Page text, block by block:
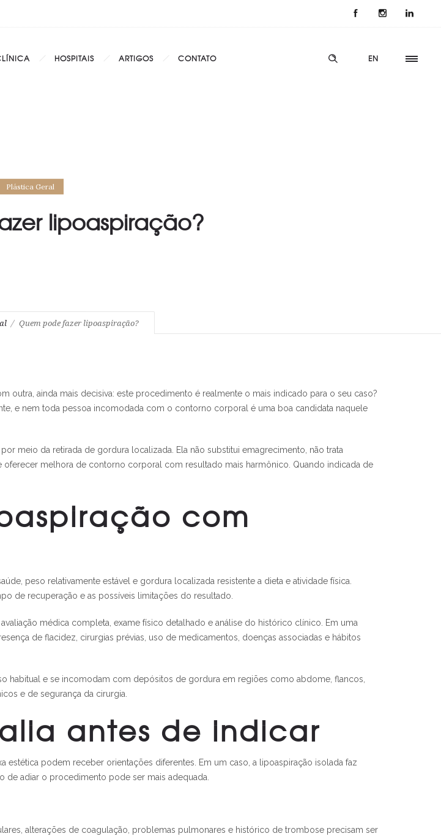
EN
HOSPITAIS ARTIGOS CONTATO
Plástica Geral
lipoaspiração?
Quem pode fazer lipoaspiração?
ainda mais decisiva: este procedimento é realmente o mais indicado para o seu caso?
e nem toda pessoa incomodada com o contorno corporal é uma boa candidata naquele
meio da retirada de gordura localizada. Ela não substitui emagrecimento, não trata
melhora de contorno corporal com resultado mais harmônico. Quando indicada de
com
peso relativamente estável e gordura localizada resistente a dieta e atividade física.
de recuperação e as possíveis limitações do resultado.
médica completa, exame físico detalhado e análise do histórico clínico. Em uma
de flacidez, cirurgias prévias, uso de medicamentos, doenças associadas e hábitos
habitual e se incomodam com depósitos de gordura em regiões como abdome, flancos,
e de segurança da cirurgia.
antes de indicar
podem receber orientações diferentes. Em um caso, a lipoaspiração isolada faz
de adiar o procedimento pode ser mais adequada.
alterações de coagulação, problemas pulmonares e histórico de trombose precisam ser